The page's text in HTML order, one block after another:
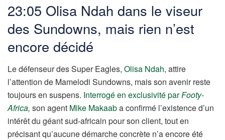
23:05 Olisa Ndah dans le viseur
des Sundowns, mais rien n’est
encore décidé
Le défenseur des Super Eagles, Olisa Ndah, attire
l’attention de Mamelodi Sundowns, mais son avenir reste
toujours en suspens. Interrogé en exclusivité parFooty-
Africa, son agent Mike Makaaba confirmé l’existence d’un
intérêt du géant sud-africain pour son client, tout en
précisant qu’aucune démarche concrète n’a encore été